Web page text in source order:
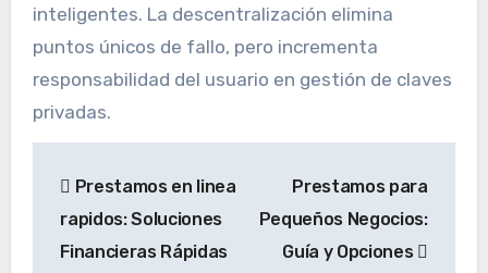
inteligentes. La descentralización elimina
puntos únicos de fallo, pero incrementa
responsabilidad del usuario en gestión de claves
privadas.
de
entradas
Prestamos en linea
rapidos: Soluciones
Financieras Rápidas
Prestamos para
Pequeños Negocios:
Guía y Opciones